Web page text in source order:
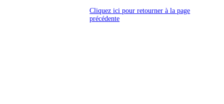
Cliquez ici pour retourner à la page
précédente